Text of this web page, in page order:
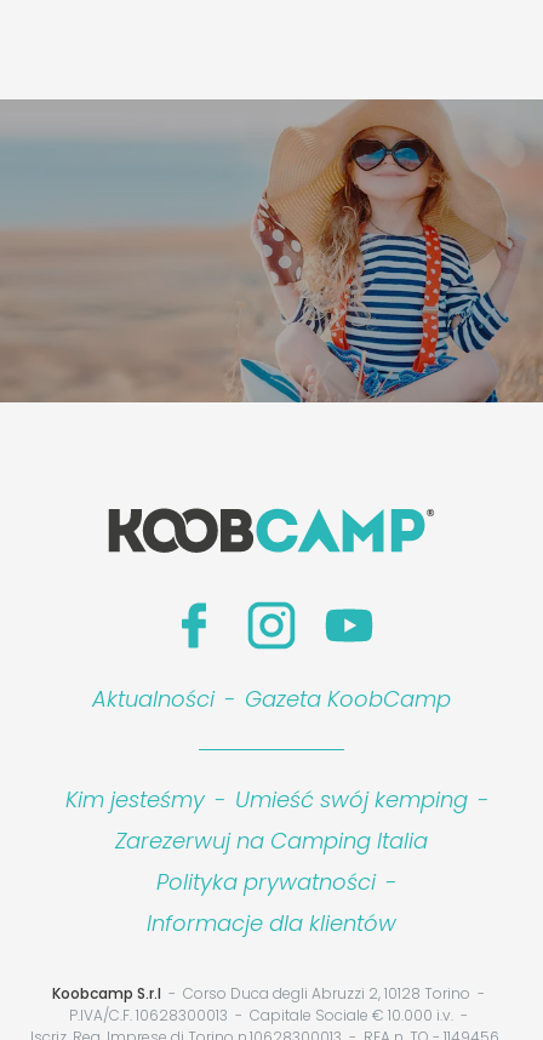
Aktualności - Gazeta KoobCamp
Kim jesteśmy - Umieść swój kemping -
Zarezerwuj na Camping Italia
Polityka prywatności -
Informacje dla klientów
Koobcamp S.r.l
Corso Duca degli Abruzzi 2, 10128 Torino
P.IVA/C.F. 10628300013
Capitale Sociale € 10.000 i.v.